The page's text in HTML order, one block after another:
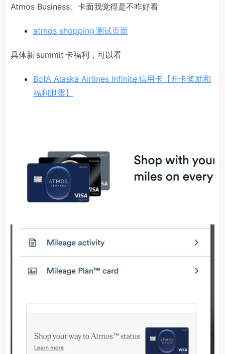
Atmos Business。卡面我觉得是不咋好看
atmos shopping 测试页面
具体新 summit 卡福利，可以看
BofA Alaska Airlines Infinite 信用卡【开卡奖励和
福利泄露】